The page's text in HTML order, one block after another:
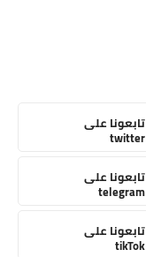
تابعونا على
twitter
تابعونا على
telegram
تابعونا على
tikTok